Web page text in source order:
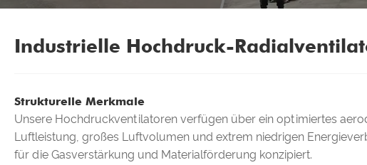
Industrielle Hochdruck-
Strukturelle Merkmale
Unsere Hochdruckventilatoren verfügen über ein optimiertes
Luftleistung, großes Luftvolumen und extrem niedrigen
für die Gasverstärkung und Materialförderung konzipiert.